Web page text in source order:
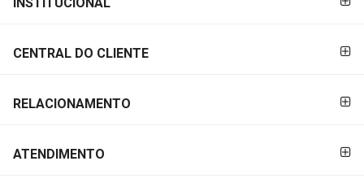
&
OFERTAS
ATENDIMENTO
PAGAMENTO
CENTRAL DO CLIENTE
RELACIONAMENTO
ATENDIMENTO